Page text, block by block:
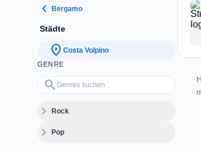
chevron_left Bergamo
Städte
location_on Costa Volpino
GENRE
search
Genres suchen…
expand_moreRock
expand_morePop